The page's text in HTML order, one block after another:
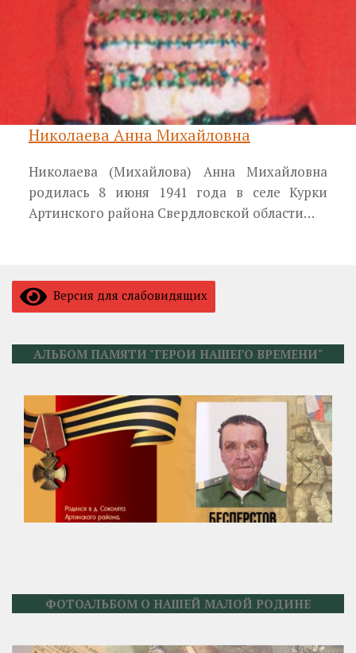
Николаева Анна Михайловна
Николаева (Михайлова) Анна Михайловна
родилась 8 июня 1941 года в селе Курки
Артинского района Свердловской области…
Версия для слабовидящих
АЛЬБОМ ПАМЯТИ "ГЕРОИ НАШЕГО ВРЕМЕНИ"
ФОТОАЛЬБОМ О НАШЕЙ МАЛОЙ РОДИНЕ